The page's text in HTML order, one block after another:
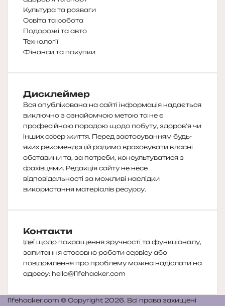
Культура та розваги
Освіта та робота
Подорожі та авто
Технології
Фінанси та покупки
Дисклеймер
Вся опублікована на сайті інформація надається
виключно з ознайомчою метою та не є
професійною порадою щодо побуту, здоров’я чи
інших сфер життя. Перед застосуванням будь-
яких рекомендацій радимо враховувати власні
обставини та, за потреби, консультуватися з
фахівцями. Редакція сайту не несе
відповідальності за можливі наслідки
використання матеріалів ресурсу.
Контакти
Ідеї щодо покращення зручності та функціоналу,
запитання стосовно роботи сервісу або
повідомлення про проблему можна надіслати на
адресу: hello@l1fehacker.com
l1fehacker.com © Copyright 2026. Всі права захищені